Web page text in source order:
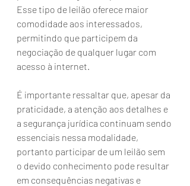
Esse tipo de leilão oferece maior
comodidade aos interessados,
permitindo que participem da
negociação de qualquer lugar com
acesso à internet.
É importante ressaltar que, apesar da
praticidade, a atenção aos detalhes e
a segurança jurídica continuam sendo
essenciais nessa modalidade,
portanto participar de um leilão sem
o devido conhecimento pode resultar
em consequências negativas e